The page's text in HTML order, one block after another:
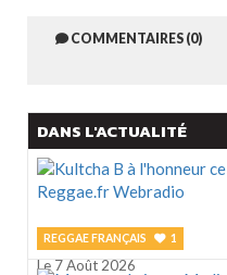
COMMENTAIRES (0)
DANS L'ACTUALITÉ
REGGAE FRANÇAIS 1
Le 7 Août 2026